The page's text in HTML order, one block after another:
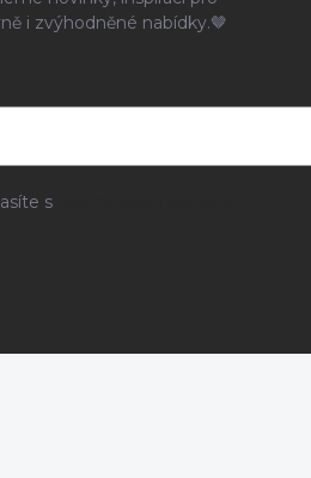
i zvýhodněné nabídky.🤎
s